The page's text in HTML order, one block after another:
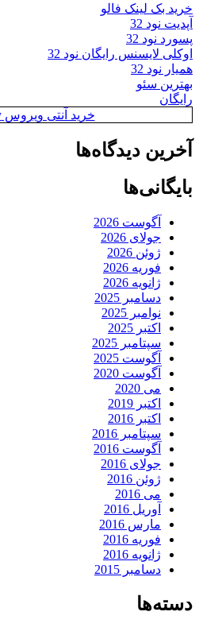
خرید بک لینک فالو
آپدیت نود 32
پسورد نود 32
اوکلی لایسنس رایگان نود 32
همیار نود 32
بهترین سئو
رایگان
خرید آنتی ویروس Kaspersky
آخرین دیدگاه‌ها
بایگانی‌ها
آگوست 2026
جولای 2026
ژوئن 2026
فوریه 2026
ژانویه 2026
دسامبر 2025
نوامبر 2025
اکتبر 2025
سپتامبر 2025
آگوست 2025
آگوست 2020
می 2020
اکتبر 2019
اکتبر 2016
سپتامبر 2016
آگوست 2016
جولای 2016
ژوئن 2016
می 2016
آوریل 2016
مارس 2016
فوریه 2016
ژانویه 2016
دسامبر 2015
دسته‌ها